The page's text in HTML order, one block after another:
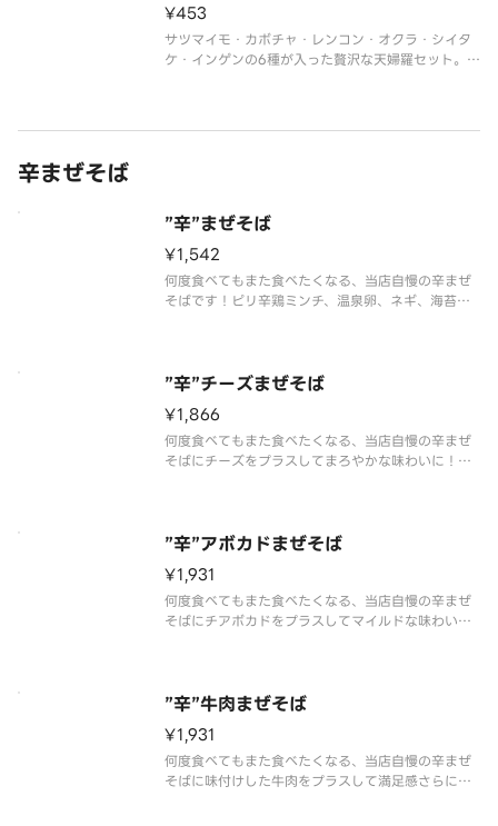
¥453
サツマイモ・カボチャ・レンコン・オクラ・シイタ
ケ・インゲンの6種が入った贅沢な天婦羅セット。
辛まぜそば
”辛”まぜそば
¥1,542
何度食べてもまた食べたくなる、当店自慢の辛まぜ
そばです！ピリ辛鶏ミンチ、温泉卵、ネギ、海苔、
”辛”チーズまぜそば
¥1,866
何度食べてもまた食べたくなる、当店自慢の辛まぜ
そばにチーズをプラスしてまろやかな味わいに！ピ
”辛”アボカドまぜそば
¥1,931
何度食べてもまた食べたくなる、当店自慢の辛まぜ
そばにチアボカドをプラスしてマイルドな味わい
つき】
”辛”牛肉まぜそば
¥1,931
何度食べてもまた食べたくなる、当店自慢の辛まぜ
そばに味付けした牛肉をプラスして満足感さらにU